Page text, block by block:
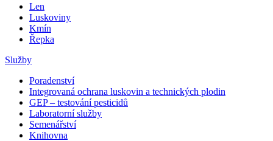
Len
Luskoviny
Kmín
Řepka
Služby
Poradenství
Integrovaná ochrana luskovin a technických plodin
GEP – testování pesticidů
Laboratorní služby
Semenářství
Knihovna